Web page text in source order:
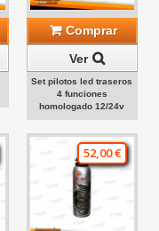
Comprar
Ver
Set pilotos led traseros
4 funciones
homologado 12/24v
52,00 €